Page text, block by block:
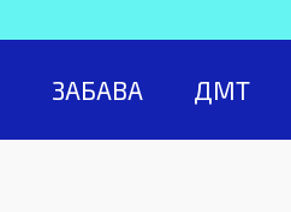
ЗАБАВА ДМТ